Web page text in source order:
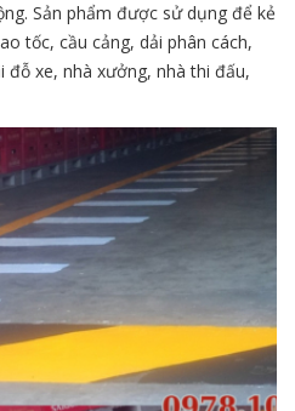
Sản phẩm được sử dụng để kẻ
tốc, cầu cảng, dải phân cách,
đỗ xe, nhà xưởng, nhà thi đấu,